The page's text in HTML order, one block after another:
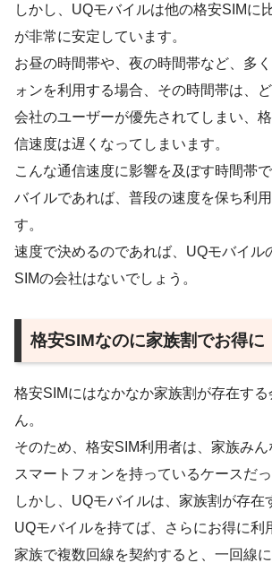
しかし、UQモバイルは他の格安SIMに
が非常に安定しています。
お昼の時間帯や、夜の時間帯など、多
ォンを利用する場合、その時間帯は、
会社のユーザーが優先されてしまい、
信速度は遅くなってしまいます。
こんな通信速度に影響を及ぼす時間帯
バイルであれば、普段の速度を保ち利
す。
速度で決めるのであれば、UQモバイル
SIMの会社はないでしょう。
格安SIMなのに家族割でお得に
格安SIMにはなかなか家族割が存在す
ん。
そのため、格安SIM利用者は、家族み
スマートフォンを持っているケースだっ
しかし、UQモバイルは、家族割が存在
UQモバイルを持てば、さらにお得に利
家族で複数回線を契約すると、一回線